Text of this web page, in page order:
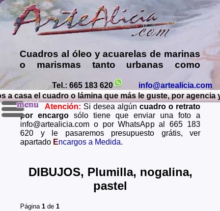
Cuadros al óleo y acuarelas de marinas
o marismas tanto urbanas como
naturales…. Venta de cuadros al óleo
online, Galería museo online de
cuadros pintados al oleo particular, en
esta exposición tengo obras de arte
sobre lienzo y reproducciones en
laminas de: cuadros contemporaneos,
modernos, de bodegones, retratos de
paisajes tanto naturales como urbanos,
marinas, puertas o portadas, puentes,
callejones, patios, molinos, flores,
caballos, castillos...
Tel.: 665 183 620
info@artealicia.com
el cuadro o lámina que más le guste, por agencia y a
Atención: Si desea algún cuadro o retrato
por encargo sólo tiene que enviar una foto a
info@artealicia.com o por WhatsApp al 665 183
620 y le pasaremos presupuesto grátis, ver
apartado Encargos a Medida.
DIBUJOS, Plumilla, nogalina,
pastel
Página 1 de 1